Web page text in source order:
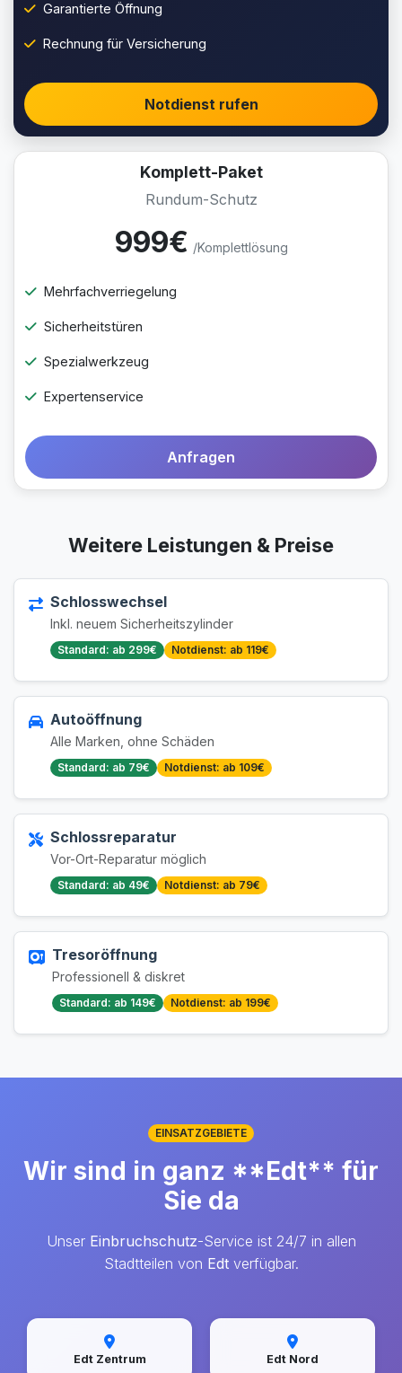
Garantierte Öffnung
Rechnung für Versicherung
Notdienst rufen
Komplett-Paket
Rundum-Schutz
999€ /Komplettlösung
Mehrfachverriegelung
Sicherheitstüren
Spezialwerkzeug
Expertenservice
Anfragen
Weitere Leistungen & Preise
Schlosswechsel
Inkl. neuem Sicherheitszylinder
Standard: ab 299€ Notdienst: ab 119€
Autoöffnung
Alle Marken, ohne Schäden
Standard: ab 79€ Notdienst: ab 109€
Schlossreparatur
Vor-Ort-Reparatur möglich
Standard: ab 49€ Notdienst: ab 79€
Tresoröffnung
Professionell & diskret
Standard: ab 149€ Notdienst: ab 199€
EINSATZGEBIETE
Wir sind in ganz **Edt** für
Sie da
Unser Einbruchschutz-Service ist 24/7 in allen
Stadtteilen von Edtverfügbar.
Edt Zentrum Edt Nord